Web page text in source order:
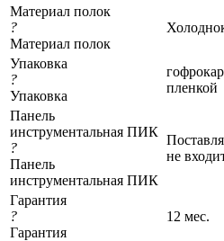
Материал полок
?
Материал полок
Упаковка
?
Упаковка
пленкой
Панель
инструментальная ПИК
?
Панель
инструментальная ПИК
не
Гарантия
?
Гарантия
12 мес.